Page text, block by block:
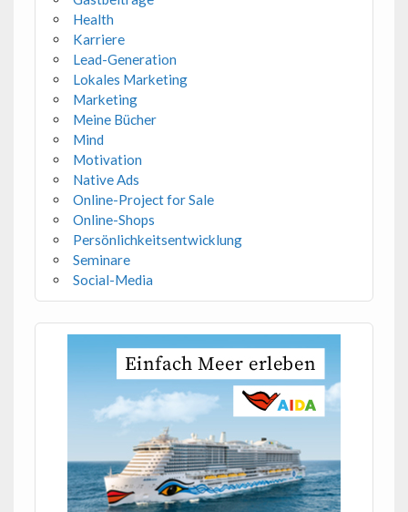
Health
Karriere
Lead-Generation
Lokales Marketing
Marketing
Meine Bücher
Mind
Motivation
Native Ads
Online-Project for Sale
Online-Shops
Persönlichkeitsentwicklung
Seminare
Social-Media